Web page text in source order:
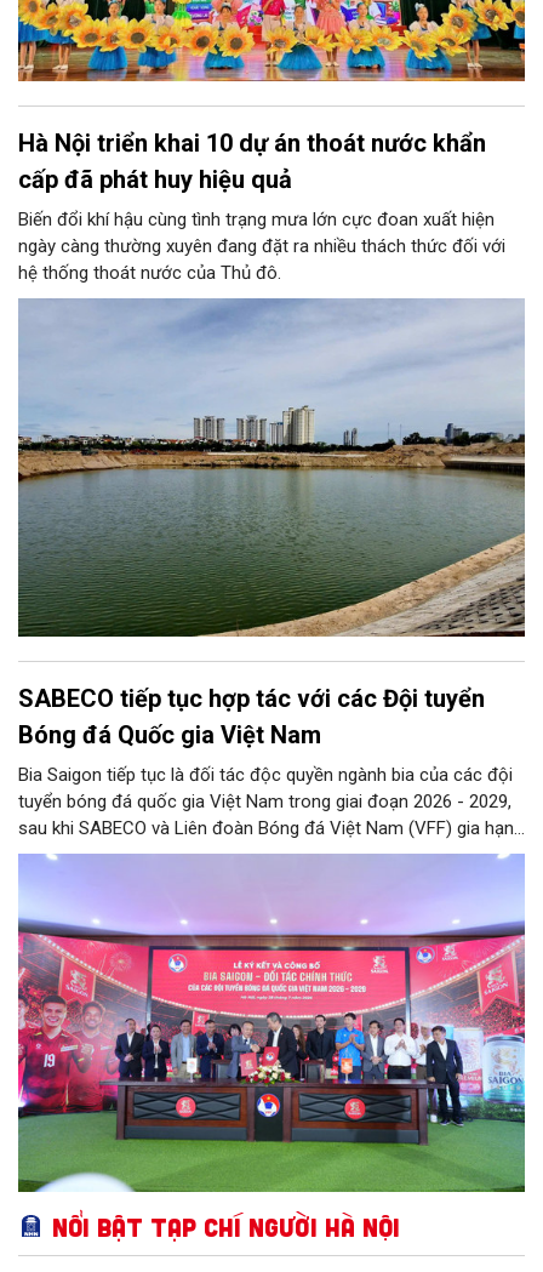
Hà Nội triển khai 10 dự án thoát nước khẩn
cấp đã phát huy hiệu quả
Biến đổi khí hậu cùng tình trạng mưa lớn cực đoan xuất hiện
ngày càng thường xuyên đang đặt ra nhiều thách thức đối với
hệ thống thoát nước của Thủ đô.
SABECO tiếp tục hợp tác với các Đội tuyển
Bóng đá Quốc gia Việt Nam
Bia Saigon tiếp tục là đối tác độc quyền ngành bia của các đội
tuyển bóng đá quốc gia Việt Nam trong giai đoạn 2026 - 2029,
sau khi SABECO và Liên đoàn Bóng đá Việt Nam (VFF) gia hạn
hợp tác chiến lược. Hai bên kỳ vọng tạo thêm nguồn lực cho
Nổi bật Tạp chí Người Hà Nội